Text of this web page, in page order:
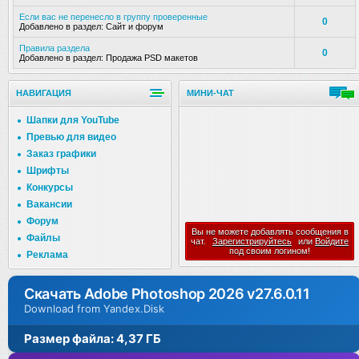
Если вас не перенесло в группу проверенные
Добавлено в раздел: Сайт и форум 0
Правила раздела
Добавлено в раздел: Продажа PSD макетов 0
НАВИГАЦИЯ
Шапки для YouTube
Превью для видео
Заказ графики
Шрифты
Конкурсы
Вакансии
Форум
Файлы
Реклама
МИНИ-ЧАТ
Вы не можете добавлять сообщения в
чат.
Зарегистрируйтесь или Войдите
под своим логином!
Скачать Adobe Photoshop 2026 v27.6.0.11
Download from Yandex.Disk
Размер файла: 4,37 ГБ